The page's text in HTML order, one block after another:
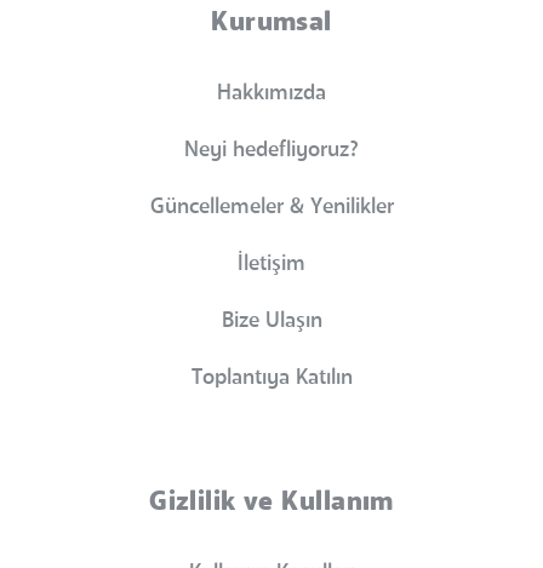
Kurumsal
Hakkımızda
Neyi hedefliyoruz?
Güncellemeler & Yenilikler
İletişim
Bize Ulaşın
Toplantıya Katılın
Gizlilik ve Kullanım